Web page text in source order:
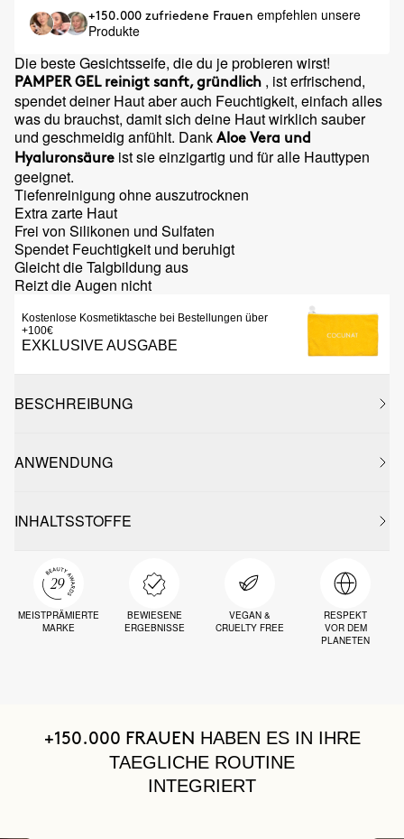
+150.000 zufriedene Frauen empfehlen unsere
Produkte
Die beste Gesichtsseife, die du je probieren wirst!
PAMPER GEL reinigt sanft, gründlich , ist erfrischend,
spendet deiner Haut aber auch Feuchtigkeit, einfach alles
was du brauchst, damit sich deine Haut wirklich sauber
und geschmeidig anfühlt. Dank Aloe Vera und
Hyaluronsäure ist sie einzigartig und für alle Hauttypen
geeignet.
Tiefenreinigung ohne auszutrocknen
Extra zarte Haut
Frei von Silikonen und Sulfaten
Spendet Feuchtigkeit und beruhigt
Gleicht die Talgbildung aus
Reizt die Augen nicht
Kostenlose Kosmetiktasche bei Bestellungen über
+100€
EXKLUSIVE AUSGABE
BESCHREIBUNG
ANWENDUNG
INHALTSSTOFFE
MEISTPRÄMIERTE
MARKE
BEWIESENE
ERGEBNISSE
VEGAN &
CRUELTY FREE
RESPEKT
VOR DEM
PLANETEN
+150.000 FRAUEN HABEN ES IN IHRE
TAEGLICHE ROUTINE
INTEGRIERT